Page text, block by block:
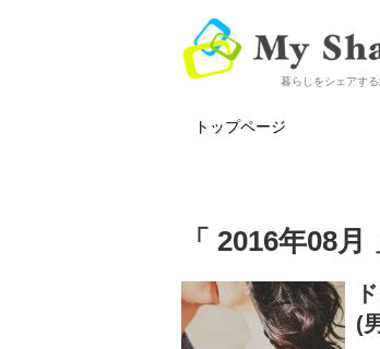
暮らしをシェアす
トップページ
「 2016年08月
(